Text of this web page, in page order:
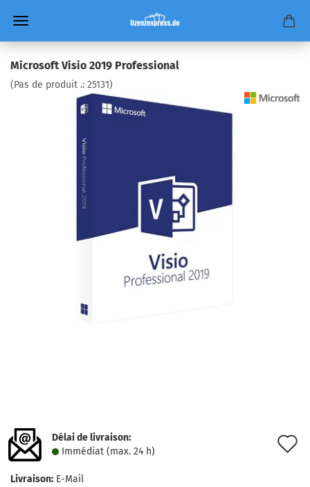
Microsoft Visio 2019 Professional
(Pas de produit .: 25131)
Délai de livraison:
Immédiat (max. 24 h)
Livraison: E-Mail